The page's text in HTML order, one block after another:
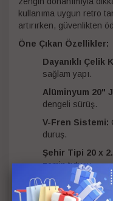
kullanıma uygun retro
artırırken, güvenlikten
Öne Çıkan Özellikler:
Dayanıklı Çelik
sağlam yapı.
Alüminyum 20"
dengeli sürüş.
V-Fren Sistemi:
duruş.
Şehir Tipi 20 x
zemin tutuşu.
Zengin
tekerlekleri, zil,